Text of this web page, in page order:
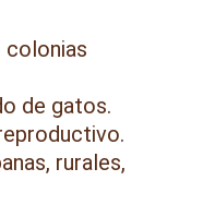
colonias
de gatos.
rurales,